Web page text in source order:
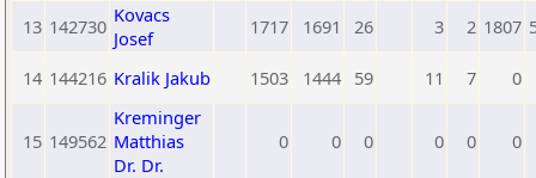
13 142730 Kovacs
Josef
1717 1691 26 3 2 1807
14 144216 Kralik Jakub 1503 1444 59 11 7 0
15 149562
Kreminger
Matthias
Dr. Dr.
0 0 0 0 0 0